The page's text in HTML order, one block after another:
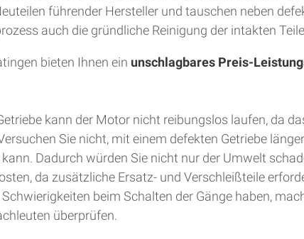
führender Hersteller und tauschen neben
auch die gründliche Reinigung der intakten
bieten Ihnen ein unschlagbares Preis-
kann der Motor nicht reibungslos laufen, da
Sie nicht, mit einem defekten Getriebe
Dadurch würden Sie nicht nur der Umwelt
da zusätzliche Ersatz- und Verschleißteile
beim Schalten der Gänge haben,
überprüfen.